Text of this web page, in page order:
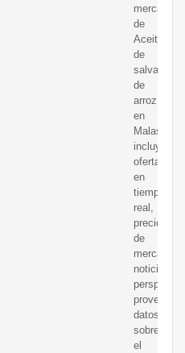
mercado
de
Aceite
de
salvado
de
arroz
en
Malasia,
incluyendo
ofertas
en
tiempo
real,
precios
de
mercado,
noticias,
datos
sobre
el